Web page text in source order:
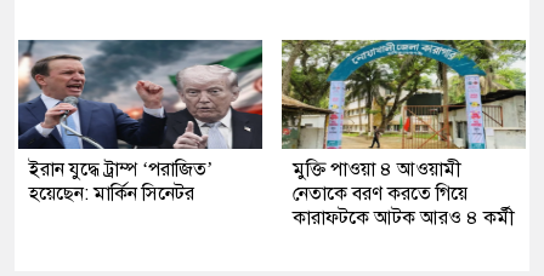
ইরান যুদ্ধে ট্রাম্প ‘পরাজিত’
হয়েছেন: মার্কিন সিনেটর
মুক্তি পাওয়া ৪ আওয়ামী
নেতাকে বরণ করতে গিয়ে
কারাফটকে আটক আরও ৪ কর্মী